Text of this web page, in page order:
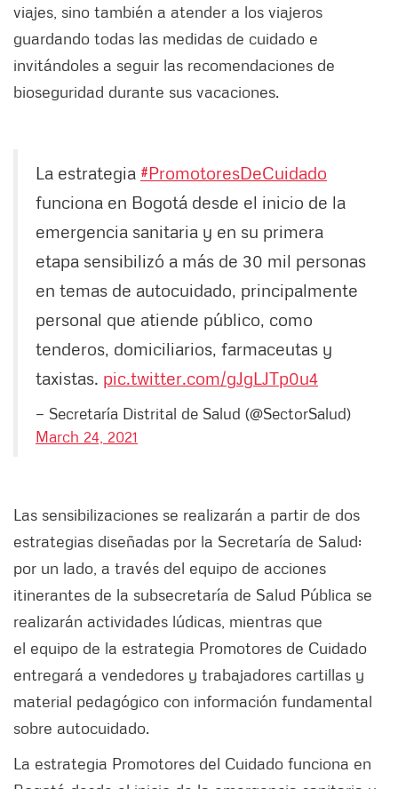
viajes, sino también a atender a los viajeros
guardando todas las medidas de cuidado e
invitándoles a seguir las recomendaciones de
bioseguridad durante sus vacaciones.
La estrategia #PromotoresDeCuidado
funciona en Bogotá desde el inicio de la
emergencia sanitaria y en su primera
etapa sensibilizó a más de 30 mil personas
en temas de autocuidado, principalmente
personal que atiende público, como
tenderos, domiciliarios, farmaceutas y
taxistas. pic.twitter.com/gJgLJTp0u4
— Secretaría Distrital de Salud (@SectorSalud)
March 24, 2021
Las sensibilizaciones se realizarán a partir de dos
estrategias diseñadas por la Secretaría de Salud:
por un lado, a través del equipo de acciones
itinerantes de la subsecretaría de Salud Pública se
realizarán actividades lúdicas, mientras que
el equipo de la estrategia Promotores de Cuidado
entregará a vendedores y trabajadores cartillas y
material pedagógico con información fundamental
sobre autocuidado.
La estrategia Promotores del Cuidado funciona en